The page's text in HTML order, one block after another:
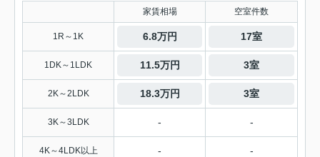
家賃相場 空室件数
1R～1K 6.8万円 17室
1DK～1LDK 11.5万円 3室
2K～2LDK 18.3万円 3室
3K～3LDK - -
4K～4LDK以上 - -